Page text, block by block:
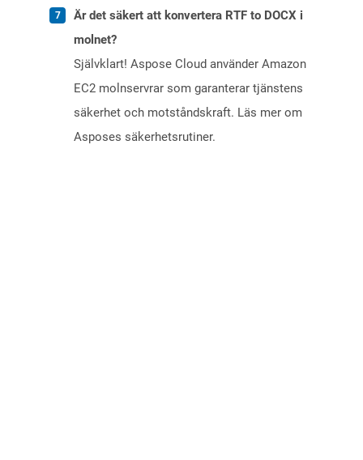
Är det säkert att konvertera RTF to DOCX i
molnet?
Självklart! Aspose Cloud använder Amazon
EC2 molnservrar som garanterar tjänstens
säkerhet och motståndskraft. Läs mer om
Asposes säkerhetsrutiner.